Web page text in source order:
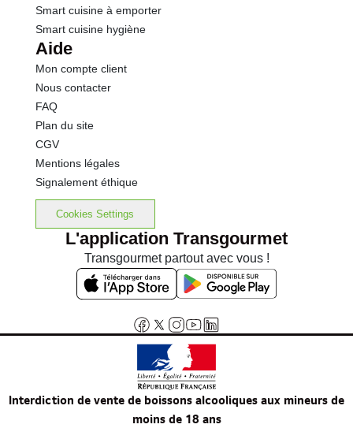
Smart cuisine à emporter
Smart cuisine hygiène
Aide
Mon compte client
Nous contacter
FAQ
Plan du site
CGV
Mentions légales
Signalement éthique
Cookies Settings
L'application Transgourmet
Transgourmet partout avec vous !
Interdiction de vente de boissons alcooliques aux mineurs de
moins de 18 ans